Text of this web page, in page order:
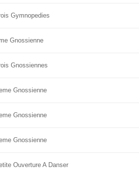
Gymnopedies
Gnossienne
Gnossiennes
Gnossienne
Gnossienne
Gnossienne
Ouverture A Danser